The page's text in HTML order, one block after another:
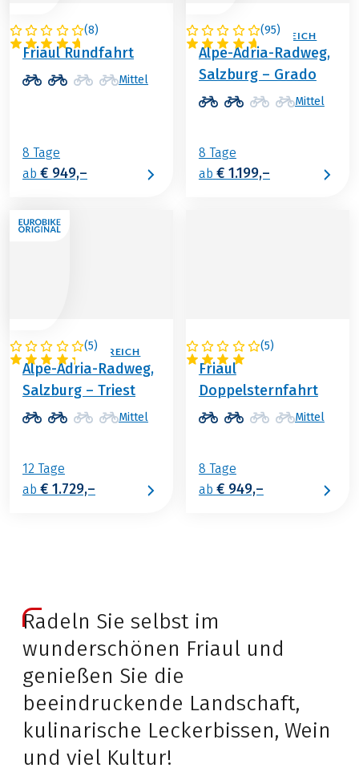
(8)
ITALIEN
Friaul Rundfahrt
Mittel
8 Tage
ab € 949,–
(95)
ITALIEN / ÖSTERREICH
Alpe-Adria-Radweg,
Salzburg – Grado
Mittel
8 Tage
ab € 1.199,–
(5)
ITALIEN / ÖSTERREICH
Alpe-Adria-Radweg,
Salzburg – Triest
Mittel
12 Tage
ab € 1.729,–
(5)
ITALIEN
Friaul
Doppelsternfahrt
Mittel
8 Tage
ab € 949,–
Radeln Sie selbst im
wunderschönen Friaul und
genießen Sie die
beeindruckende Landschaft,
kulinarische Leckerbissen, Wein
und viel Kultur!